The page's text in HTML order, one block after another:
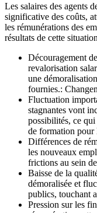
Les salaires des agents
significative des coûts,
les rémunérations des
résultats de cette
Découragement
revalorisation
une
fournies.:
Fluctuation
stagnantes vont
possibilités, ce
de formation pour
Différences de
les nouveaux
frictions au sein
Baisse de la
démoralisée et
publics, touchant
Pression sur les